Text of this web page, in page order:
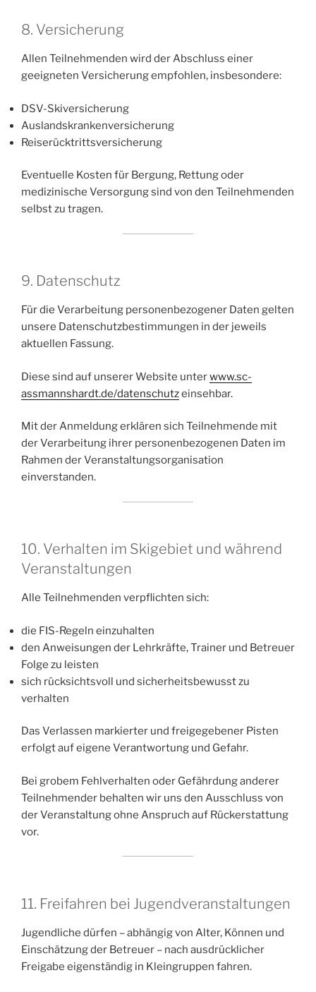
8. Versicherung
Allen Teilnehmenden wird der Abschluss einer
geeigneten Versicherung empfohlen, insbesondere:
DSV-Skiversicherung
Auslandskrankenversicherung
Reiserücktrittsversicherung
Eventuelle Kosten für Bergung, Rettung oder
medizinische Versorgung sind von den Teilnehmenden
selbst zu tragen.
9. Datenschutz
Für die Verarbeitung personenbezogener Daten gelten
unsere Datenschutzbestimmungen in der jeweils
aktuellen Fassung.
Diese sind auf unserer Website unterwww.sc-
assmannshardt.de/datenschutzeinsehbar.
Mit der Anmeldung erklären sich Teilnehmende mit
der Verarbeitung ihrer personenbezogenen Daten im
Rahmen der Veranstaltungsorganisation
einverstanden.
10. Verhalten im Skigebiet und während
Veranstaltungen
Alle Teilnehmenden verpflichten sich:
die FIS-Regeln einzuhalten
den Anweisungen der Lehrkräfte, Trainer und Betreuer
Folge zu leisten
sich rücksichtsvoll und sicherheitsbewusst zu
verhalten
Das Verlassen markierter und freigegebener Pisten
erfolgt auf eigene Verantwortung und Gefahr.
Bei grobem Fehlverhalten oder Gefährdung anderer
Teilnehmender behalten wir uns den Ausschluss von
der Veranstaltung ohne Anspruch auf Rückerstattung
vor.
11. Freifahren bei Jugendveranstaltungen
Jugendliche dürfen – abhängig von Alter, Können und
Einschätzung der Betreuer – nach ausdrücklicher
Freigabe eigenständig in Kleingruppen fahren.